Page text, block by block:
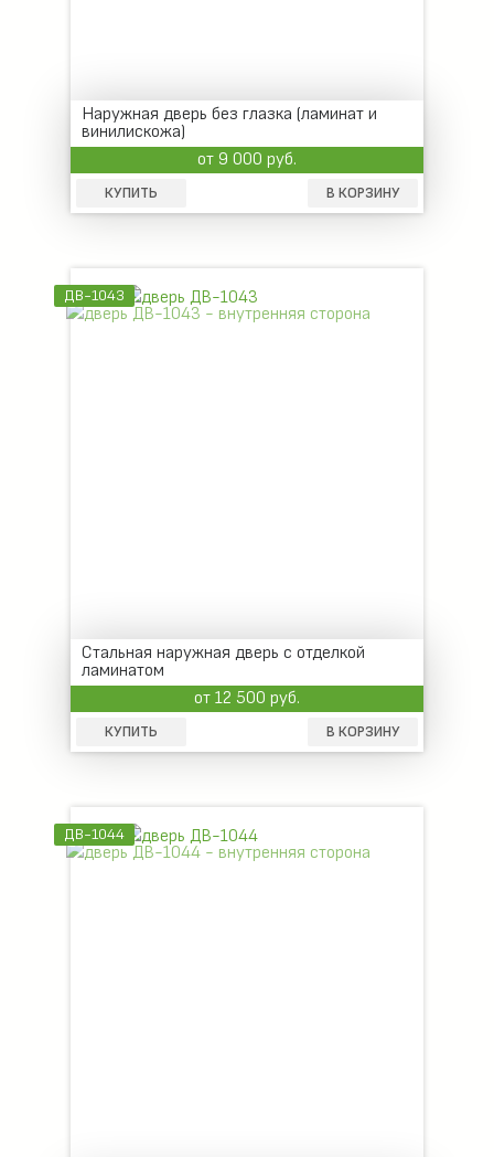
Наружная дверь без глазка (ламинат и
винилискожа)
от 9 000 руб.
КУПИТЬ В КОРЗИНУ
ДВ-1043
Стальная наружная дверь с отделкой
ламинатом
от 12 500 руб.
КУПИТЬ В КОРЗИНУ
ДВ-1044